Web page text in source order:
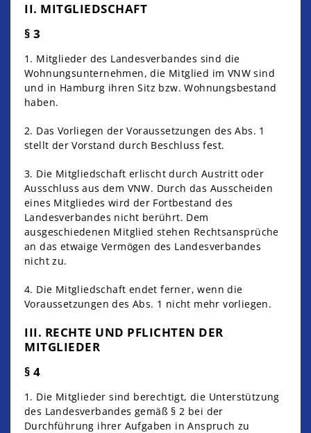
II. MITGLIEDSCHAFT
§ 3
1. Mitglieder des Landesverbandes sind die
Wohnungsunternehmen, die Mitglied im VNW sind
und in Hamburg ihren Sitz bzw. Wohnungsbestand
haben.
2. Das Vorliegen der Voraussetzungen des Abs. 1
stellt der Vorstand durch Beschluss fest.
3. Die Mitgliedschaft erlischt durch Austritt oder
Ausschluss aus dem VNW. Durch das Ausscheiden
eines Mitgliedes wird der Fortbestand des
Landesverbandes nicht berührt. Dem
ausgeschiedenen Mitglied stehen Rechtsansprüche
an das etwaige Vermögen des Landesverbandes
nicht zu.
4. Die Mitgliedschaft endet ferner, wenn die
Voraussetzungen des Abs. 1 nicht mehr vorliegen.
III. RECHTE UND PFLICHTEN DER
MITGLIEDER
§ 4
1. Die Mitglieder sind berechtigt, die Unterstützung
des Landesverbandes gemäß § 2 bei der
Durchführung ihrer Aufgaben in Anspruch zu